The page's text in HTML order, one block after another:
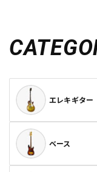
エレキギター
ベース